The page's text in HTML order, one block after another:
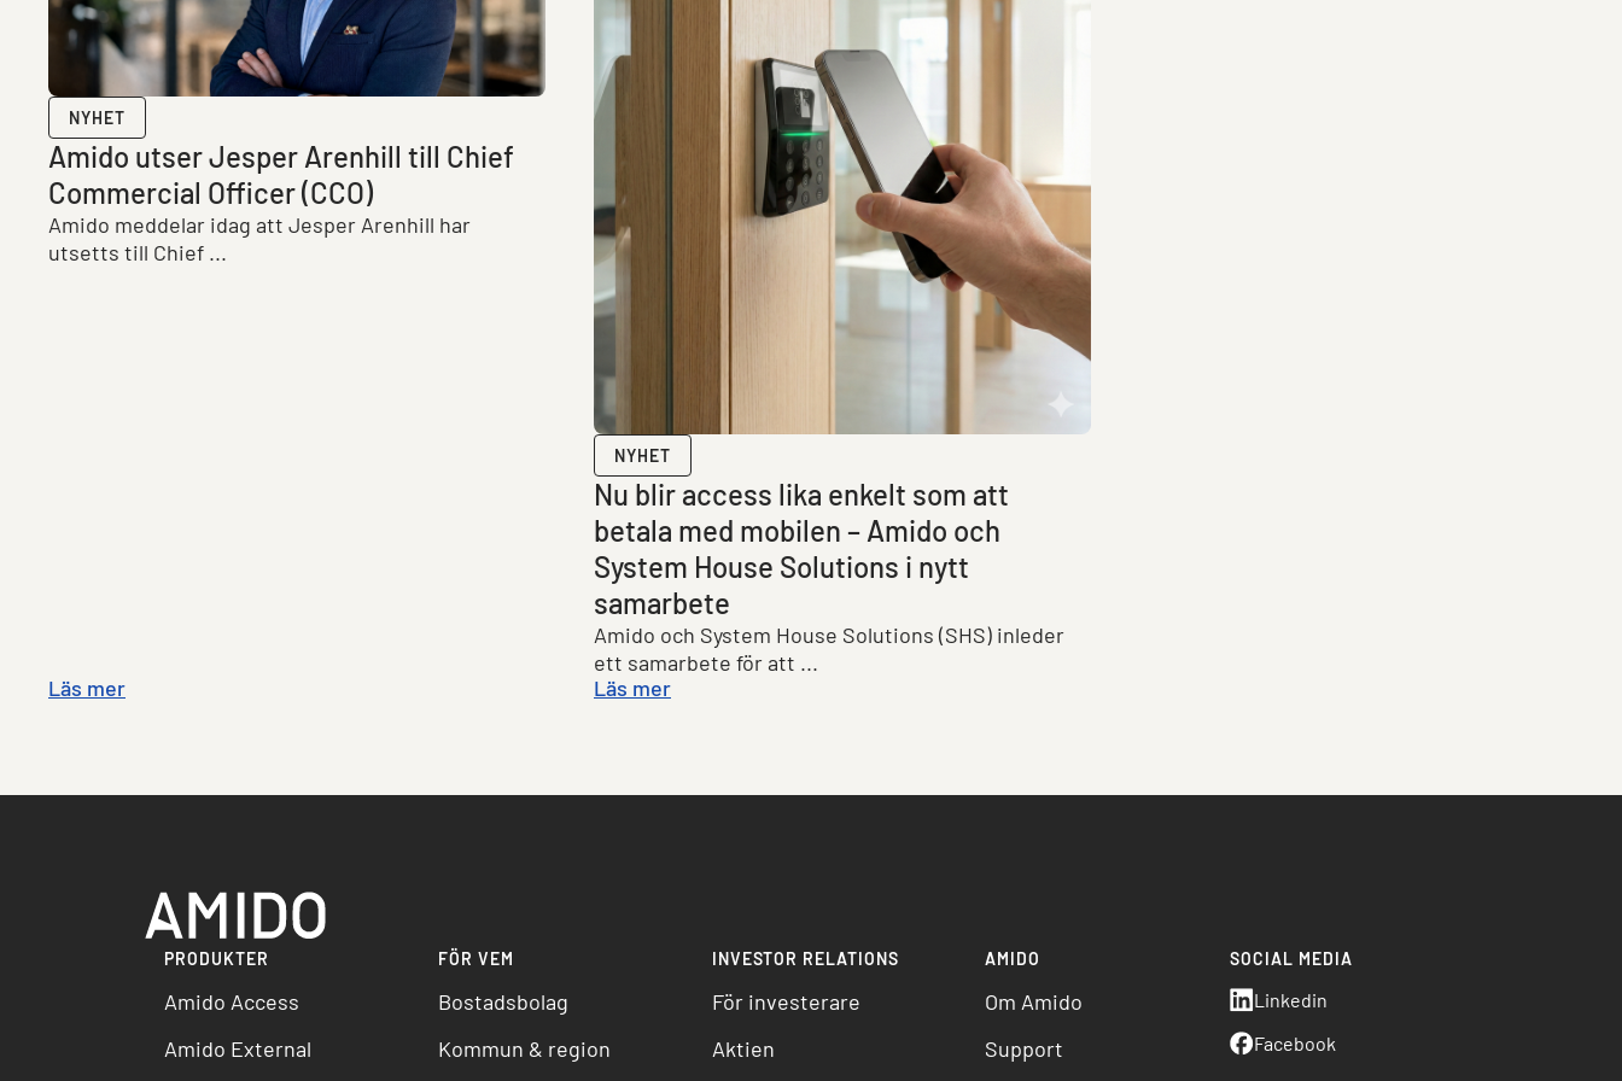
NYHET
Amido utser Jesper Arenhill till Chief
Commercial Officer (CCO)
Amido meddelar idag att Jesper Arenhill har
utsetts till Chief ...
Läs mer
NYHET
Nu blir access lika enkelt som att
betala med mobilen – Amido och
System House Solutions i nytt
samarbete
Amido och System House Solutions (SHS) inleder
ett samarbete för att ...
Läs mer
PRODUKTER
Amido Access
Amido External
FÖR VEM
Bostadsbolag
Kommun & region
INVESTOR RELATIONS
För investerare
Aktien
AMIDO
Om Amido
Support
SOCIAL MEDIA
Linkedin
Facebook